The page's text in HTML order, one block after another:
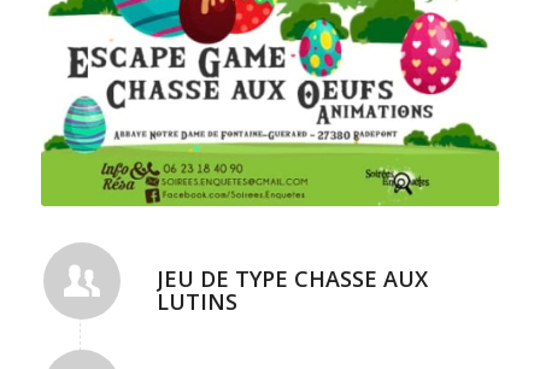
JEU DE TYPE CHASSE AUX
LUTINS